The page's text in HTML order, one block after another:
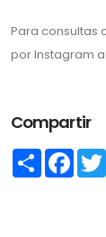
Para consultas
por Instagram a
Compartir
Share